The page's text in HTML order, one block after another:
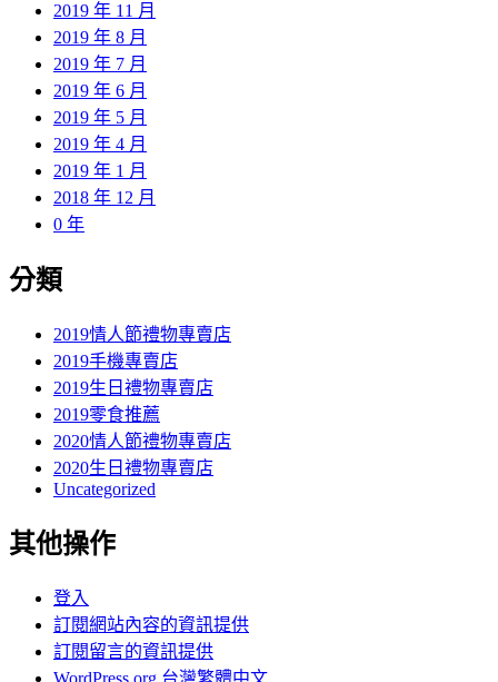
2019 年 11 月
2019 年 8 月
2019 年 7 月
2019 年 6 月
2019 年 5 月
2019 年 4 月
2019 年 1 月
2018 年 12 月
0 年
分類
2019情人節禮物專賣店
2019手機專賣店
2019生日禮物專賣店
2019零食推薦
2020情人節禮物專賣店
2020生日禮物專賣店
Uncategorized
其他操作
登入
訂閱網站內容的資訊提供
訂閱留言的資訊提供
WordPress.org 台灣繁體中文